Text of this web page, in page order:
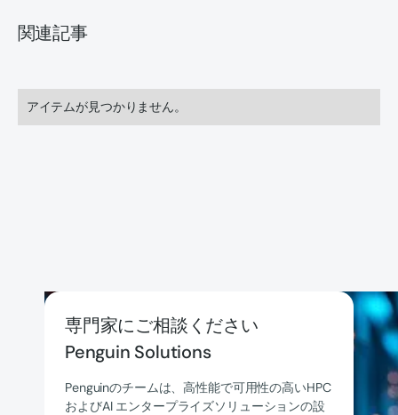
関連記事
アイテムが見つかりません。
専門家にご相談ください
Penguin Solutions
Penguinのチームは、高性能で可用性の高いHPC
およびAI エンタープライズソリューションの設